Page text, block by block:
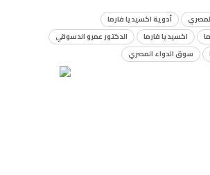
أدوية اكسيديا فارما
اكسيديا فارما
الدكتور عمرو الدسوقي
سوق الدواء المصري